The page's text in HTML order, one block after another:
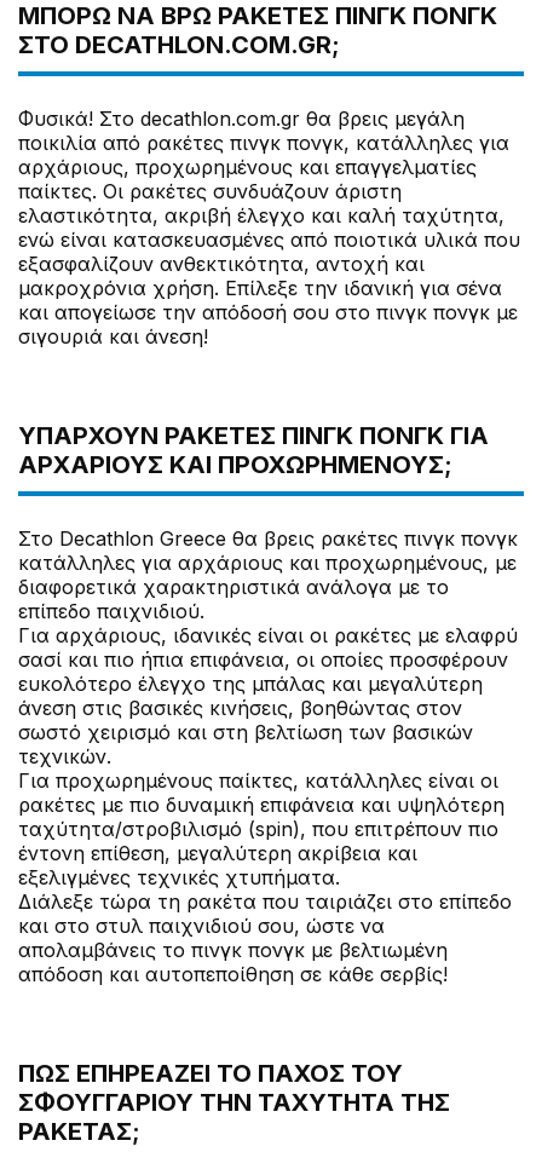
ΜΠΟΡΏ ΝΑ ΒΡΩ ΡΑΚΈΤΕΣ ΠΙΝΓΚ ΠΟΝΓΚ
ΣΤΟ DECATHLON.COM.GR;
Φυσικά! Στο decathlon.com.gr θα βρεις μεγάλη
ποικιλία από ρακέτες πινγκ πονγκ, κατάλληλες για
αρχάριους, προχωρημένους και επαγγελματίες
παίκτες. Οι ρακέτες συνδυάζουν άριστη
ελαστικότητα, ακριβή έλεγχο και καλή ταχύτητα,
ενώ είναι κατασκευασμένες από ποιοτικά υλικά που
εξασφαλίζουν ανθεκτικότητα, αντοχή και
μακροχρόνια χρήση. Επίλεξε την ιδανική για σένα
και απογείωσε την απόδοσή σου στο πινγκ πονγκ με
σιγουριά και άνεση!
ΥΠΆΡΧΟΥΝ ΡΑΚΈΤΕΣ ΠΙΝΓΚ ΠΟΝΓΚ ΓΙΑ
ΑΡΧΆΡΙΟΥΣ ΚΑΙ ΠΡΟΧΩΡΗΜΈΝΟΥΣ;
Στο Decathlon Greece θα βρεις ρακέτες πινγκ πονγκ
κατάλληλες για αρχάριους και προχωρημένους, με
διαφορετικά χαρακτηριστικά ανάλογα με το
επίπεδο παιχνιδιού.
Για αρχάριους, ιδανικές είναι οι ρακέτες με ελαφρύ
σασί και πιο ήπια επιφάνεια, οι οποίες προσφέρουν
ευκολότερο έλεγχο της μπάλας και μεγαλύτερη
άνεση στις βασικές κινήσεις, βοηθώντας στον
σωστό χειρισμό και στη βελτίωση των βασικών
τεχνικών.
Για προχωρημένους παίκτες, κατάλληλες είναι οι
ρακέτες με πιο δυναμική επιφάνεια και υψηλότερη
ταχύτητα/στροβιλισμό (spin), που επιτρέπουν πιο
έντονη επίθεση, μεγαλύτερη ακρίβεια και
εξελιγμένες τεχνικές χτυπήματα.
Διάλεξε τώρα τη ρακέτα που ταιριάζει στο επίπεδο
και στο στυλ παιχνιδιού σου, ώστε να
απολαμβάνεις το πινγκ πονγκ με βελτιωμένη
απόδοση και αυτοπεποίθηση σε κάθε σερβίς!
ΠΏΣ ΕΠΗΡΕΆΖΕΙ ΤΟ ΠΆΧΟΣ ΤΟΥ
ΣΦΟΥΓΓΑΡΙΟΎ ΤΗΝ ΤΑΧΎΤΗΤΑ ΤΗΣ
ΡΑΚΈΤΑΣ;